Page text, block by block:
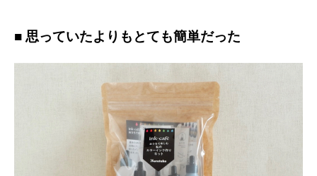
■ 思っていたよりもとても簡単だった